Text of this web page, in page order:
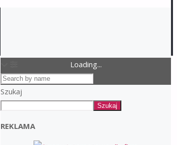
Loading...
Szukaj
Szukaj
REKLAMA